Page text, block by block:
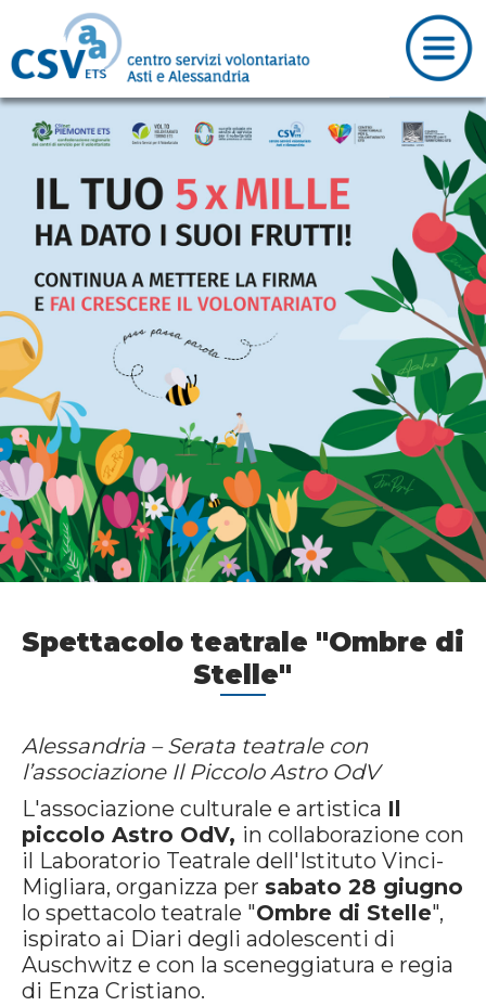
Spettacolo teatrale "Ombre di
Stelle"
Alessandria – Serata teatrale con
l’associazione Il Piccolo Astro OdV
L'associazione culturale e artistica Il
piccolo Astro OdV, in collaborazione con
il Laboratorio Teatrale dell'Istituto Vinci-
Migliara, organizza per sabato 28 giugno
lo spettacolo teatrale "Ombre di Stelle",
ispirato ai Diari degli adolescenti di
Auschwitz e con la sceneggiatura e regia
di Enza Cristiano.